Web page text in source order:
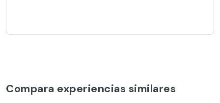
Compara experiencias similares